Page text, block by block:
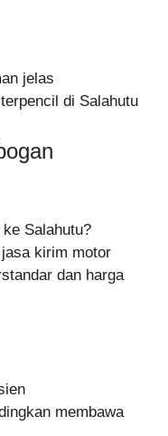
jelas
di Salahutu
Salahutu?
kirim motor
dan harga
membawa